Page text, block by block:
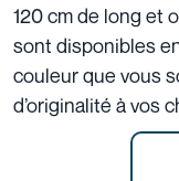
120 cm de long et
sont disponibles
couleur que vous
d’originalité à vos